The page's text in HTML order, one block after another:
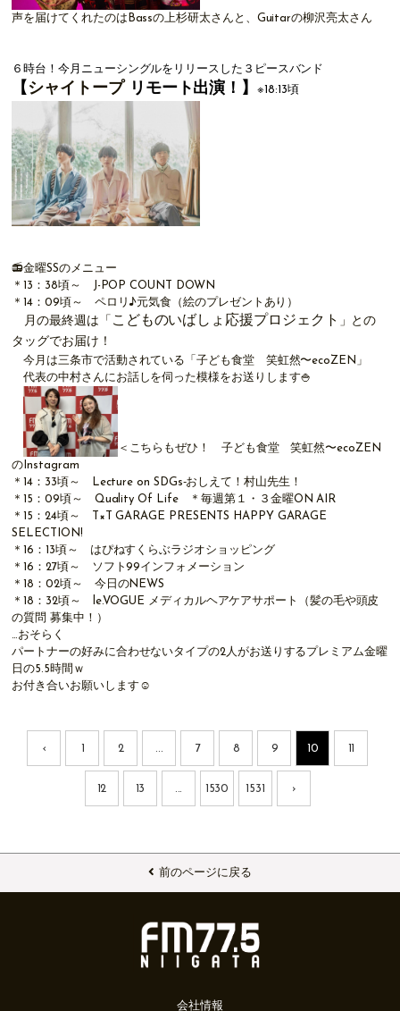
声を届けてくれたのはBassの上杉研太さんと、Guitarの柳沢亮太さん
６時台！今月ニューシングルをリリースした３ピースバンド
【シャイトープ リモート出演 ！ 】※18:13頃
📻金曜SSのメニュー
＊13：38頃～ J-POP COUNT DOWN
＊14：09頃～ ペロリ♪元気食（絵のプレゼントあり）
月の最終週は「 こどものいばしょ応援プロジェクト 」との
タッグでお届け！
今月は三条市で活動されている「子ども食堂 笑虹然〜ecoZEN 」
代表の中村さんにお話しを伺った模様をお送りします🍚
＜こちらもぜひ！ 子ども食堂 笑虹然〜ecoZEN
のInstagram
＊14：33頃～
Lecture on SDGs‐おしえて！村山先生！
＊15：09頃～ Quality Of Life＊毎週第１・３金曜ON AIR
＊15：24頃～
T×T GARAGE PRESENTS HAPPY GARAGE
SELECTION!
＊16：13頃～ はぴねすくらぶラジオショッピング
＊16：27頃～ ソフト99インフォメーション
＊18：02頃～ 今日のNEWS
＊18：32頃～
le.VOGUE メディカルヘアケアサポート（髪の毛や頭皮
の質問募集中！ ）
…おそらく
パートナーの好みに合わせないタイプの2人がお送りするプレミアム金曜
日の5.5時間ｗ
お付き合いお願いします☺
‹ 1 2 7 8 9 10 11
12 13 1530 1531 ›
前のページに戻る
会社情報